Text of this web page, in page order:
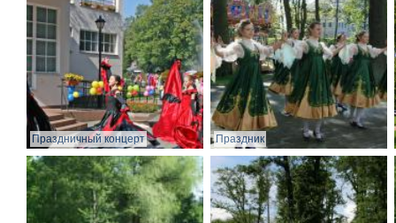
Праздничный концерт Праздник